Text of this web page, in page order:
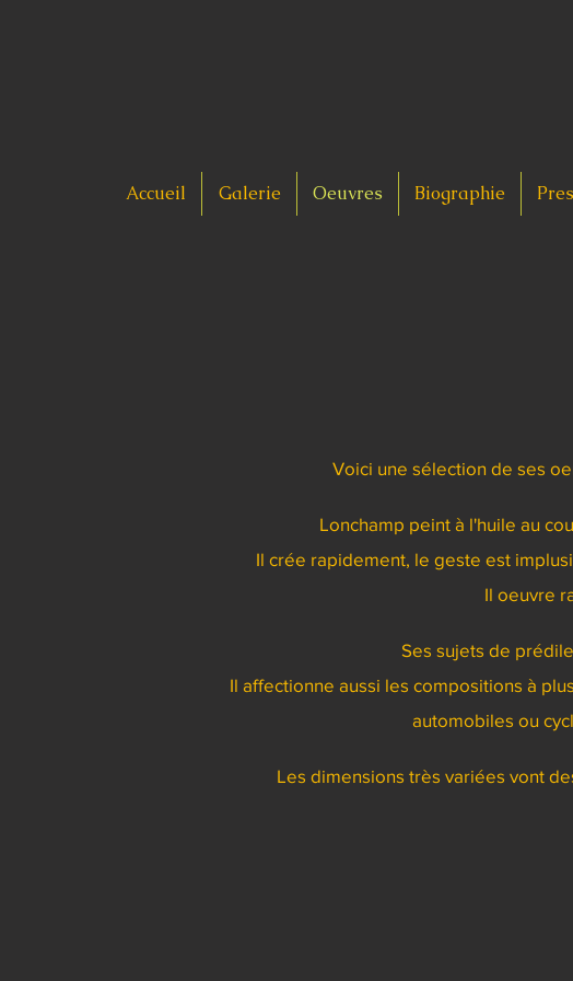
Accueil Galerie Oeuvres Biographie
Voici une sélection de ses
Lonchamp peint à l'huile au
Il crée rapidement, le geste est
Il oeuvre
Ses sujets de
Il affectionne aussi les compositions à
automobiles ou
Les dimensions très variées vont